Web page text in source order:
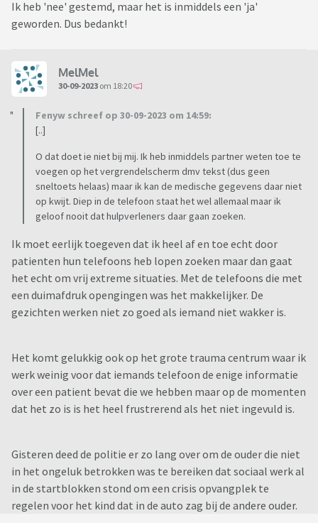
Ik heb 'nee' gestemd, maar het is inmiddels een 'ja'
geworden. Dus bedankt!
MelMel
30-09-2023 om 18:20
Fenyw schreef op 30-09-2023 om 14:59:
[..]
O dat doet ie niet bij mij. Ik heb inmiddels partner weten toe te
voegen op het vergrendelscherm dmv tekst (dus geen
sneltoets helaas) maar ik kan de medische gegevens daar niet
op kwijt. Diep in de telefoon staat het wel allemaal maar ik
geloof nooit dat hulpverleners daar gaan zoeken.
Ik moet eerlijk toegeven dat ik heel af en toe echt door
patienten hun telefoons heb lopen zoeken maar dan gaat
het echt om vrij extreme situaties. Met de telefoons die met
een duimafdruk opengingen was het makkelijker. De
gezichten werken niet zo goed als iemand niet wakker is.
Het komt gelukkig ook op het grote trauma centrum waar ik
werk weinig voor dat iemands telefoon de enige informatie
over een patient bevat die we hebben maar op de momenten
dat het zo is is het heel frustrerend als het niet ingevuld is.
Gisteren deed de politie er zo lang over om de ouder die niet
in het ongeluk betrokken was te bereiken dat sociaal werk al
in de startblokken stond om een crisis opvangplek te
regelen voor het kind dat in de auto zag bij de andere ouder.